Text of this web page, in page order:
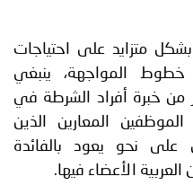
متزايد على احتياجات
خطوط المواجهة، ينبغي
من خبرة أفراد الشرطة في
المعارين الذين
على نحو يعود بالفائدة
الأعضاء فيها.